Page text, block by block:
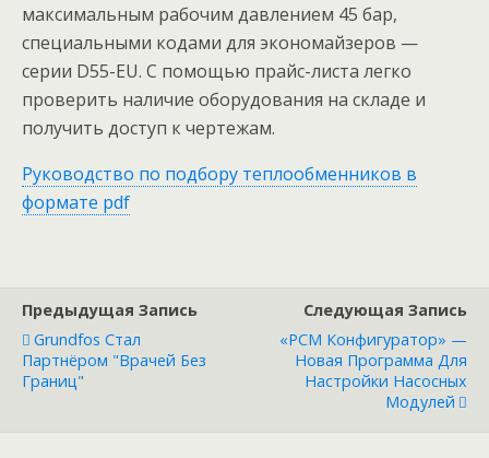
максимальным рабочим давлением 45 бар,
специальными кодами для экономайзеров —
серии D55-EU. С помощью прайс-листа легко
проверить наличие оборудования на складе и
получить доступ к чертежам.
Руководство по подбору теплообменников в
формате pdf
Предыдущая Запись
Grundfos Стал
Партнёром "Врачей Без
Границ"
Следующая Запись
«PCM Конфигуратор» —
Новая Программа Для
Настройки Насосных
Модулей